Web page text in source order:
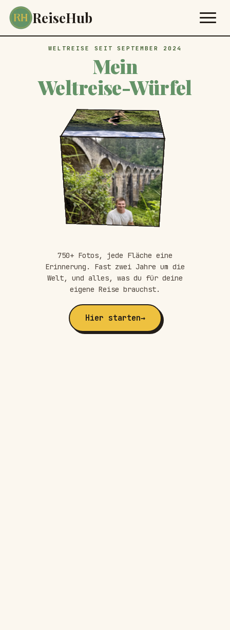
ReiseHub
WELTREISE SEIT SEPTEMBER 2024
Mein
Weltreise-Würfel
750+ Fotos, jede Fläche eine
Erinnerung. Fast zwei Jahre um die
Welt, und alles, was du für deine
eigene Reise brauchst.
Hier starten→